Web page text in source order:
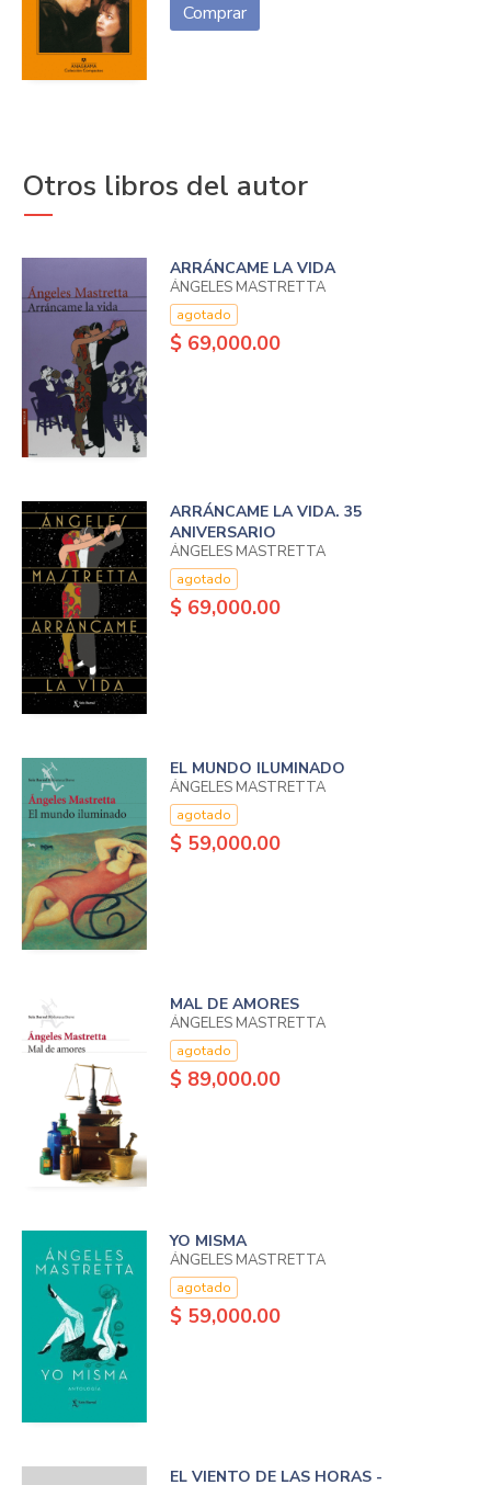
Comprar
Otros libros del autor
ARRÁNCAME LA VIDA
ÁNGELES MASTRETTA
agotado
$ 69,000.00
ARRÁNCAME LA VIDA. 35
ANIVERSARIO
ÁNGELES MASTRETTA
agotado
$ 69,000.00
EL MUNDO ILUMINADO
ÁNGELES MASTRETTA
agotado
$ 59,000.00
MAL DE AMORES
ÁNGELES MASTRETTA
agotado
$ 89,000.00
YO MISMA
ÁNGELES MASTRETTA
agotado
$ 59,000.00
EL VIENTO DE LAS HORAS -